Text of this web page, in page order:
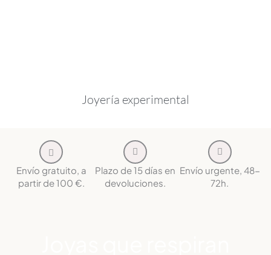
Joyería experimental
Envío gratuito, a
partir de 100 €.
Plazo de 15 días en
devoluciones.
Envío urgente, 48-
72h.